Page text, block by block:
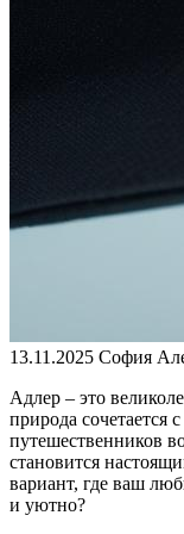
13.11.2025 София
Адлер – это
природа сочетается
путешественников
становится
вариант, где ваш
и уютно?